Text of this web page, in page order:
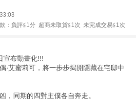
：負評≦1分 超商未取貨≦1次 未完成交易≦1次
布動畫化!!!
‧艾蜜莉可，將一步步揭開隱藏在宅邸中
，同期的四對主僕各自奔走。